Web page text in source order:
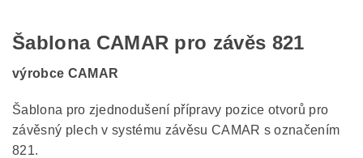
Šablona CAMAR pro závěs 821
výrobce CAMAR
Šablona pro zjednodušení přípravy pozice otvorů pro
závěsný plech v systému závěsu CAMAR s označením
821.